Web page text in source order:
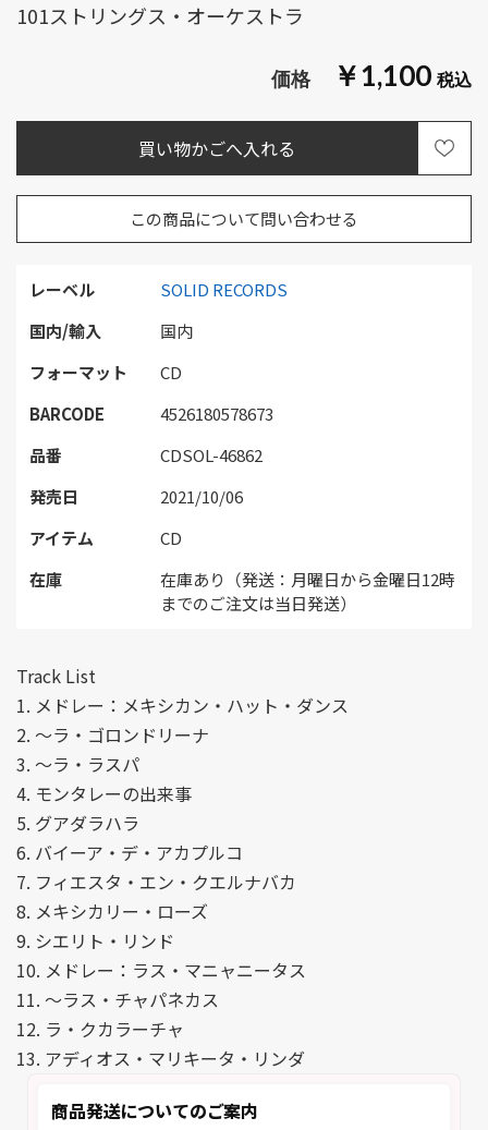
￥1,100
レーベル
SOLID RECORDS
国内/輸入
国内
フォーマット
CD
BARCODE
4526180578673
品番
CDSOL-46862
発売日
2021/10/06
アイテム
CD
在庫
在庫あり（発送：月曜日から金曜日12時
までのご注文は当日発送）
この商品について問い合わせる
101ストリングス・オーケストラ
Track List
1. メドレー：メキシカン・ハット・ダンス
2. ～ラ・ゴロンドリーナ
3. ～ラ・ラスパ
4. モンタレーの出来事
5. グアダラハラ
6. バイーア・デ・アカプルコ
7. フィエスタ・エン・クエルナバカ
8. メキシカリー・ローズ
9. シエリト・リンド
10. メドレー：ラス・マニャニータス
11. ～ラス・チャパネカス
12. ラ・クカラーチャ
13. アディオス・マリキータ・リンダ
商品発送についてのご案内